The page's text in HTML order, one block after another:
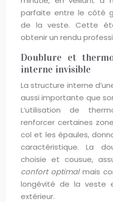
parfaite entre le côté
de la veste. Cette
obtenir un rendu
Doublure et
interne invisible
La structure interne
aussi importante que
L’utilisation de
renforcer certaines
col et les épaules,
caractéristique. La
choisie et cousue,
confort optimal mais
longévité de la veste
extérieur.